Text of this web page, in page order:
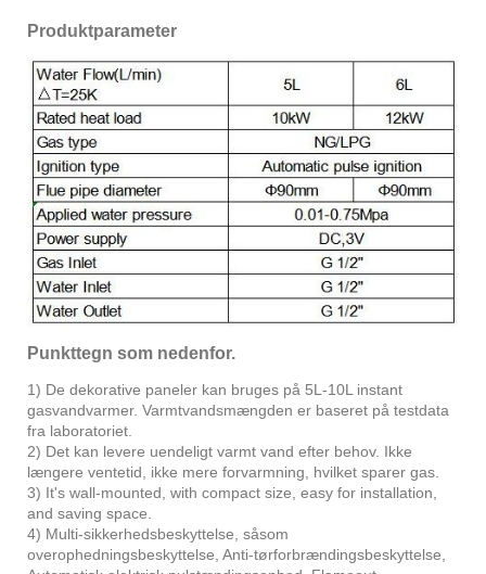
Produktparameter
Punkttegn som nedenfor.
1) De dekorative paneler kan bruges på 5L-10L instant
gasvandvarmer. Varmtvandsmængden er baseret på testdata
fra laboratoriet.
2) Det kan levere uendeligt varmt vand efter behov. Ikke
længere ventetid, ikke mere forvarmning, hvilket sparer gas.
3) It's wall-mounted, with compact size, easy for installation,
and saving space.
4) Multi-sikkerhedsbeskyttelse, såsom
overophedningsbeskyttelse, Anti-tørforbrændingsbeskyttelse,